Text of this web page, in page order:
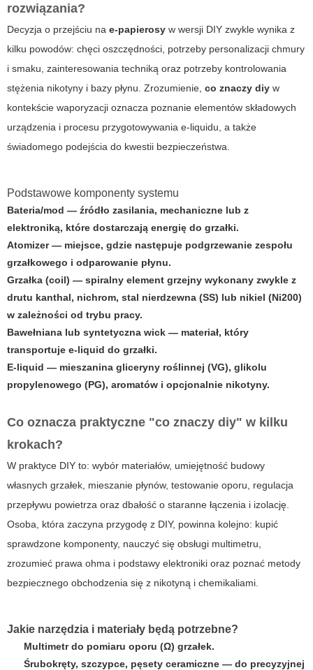
rozwiązania?
Decyzja o przejściu na e-papierosy w wersji DIY zwykle wynika z
kilku powodów: chęci oszczędności, potrzeby personalizacji chmury
i smaku, zainteresowania techniką oraz potrzeby kontrolowania
stężenia nikotyny i bazy płynu. Zrozumienie, co znaczy diy w
kontekście waporyzacji oznacza poznanie elementów składowych
urządzenia i procesu przygotowywania e-liquidu, a także
świadomego podejścia do kwestii bezpieczeństwa.
Podstawowe komponenty systemu
Bateria/mod — źródło zasilania, mechaniczne lub z
elektroniką, które dostarczają energię do grzałki.
Atomizer— miejsce, gdzie następuje podgrzewanie zespołu
grzałkowego i odparowanie płynu.
Grzałka (coil) — spiralny element grzejny wykonany zwykle z
drutu kanthal, nichrom, stal nierdzewna (SS) lub nikiel (Ni200)
w zależności od trybu pracy.
Bawełniana lub syntetyczna wick — materiał, który
transportuje e-liquid do grzałki.
E-liquid — mieszanina gliceryny roślinnej (VG), glikolu
propylenowego (PG), aromatów i opcjonalnie nikotyny.
Co oznacza praktyczne "co znaczy diy" w kilku
krokach?
W praktyce DIY to: wybór materiałów, umiejętność budowy
własnych grzałek, mieszanie płynów, testowanie oporu, regulacja
przepływu powietrza oraz dbałość o staranne łączenia i izolację.
Osoba, która zaczyna przygodę z DIY, powinna kolejno: kupić
sprawdzone komponenty, nauczyć się obsługi multimetru,
zrozumieć prawa ohma i podstawy elektroniki oraz poznać metody
bezpiecznego obchodzenia się z nikotyną i chemikaliami.
Jakie narzędzia i materiały będą potrzebne?
Multimetr do pomiaru oporu (Ω) grzałek.
Śrubokręty, szczypce, pęsety ceramiczne — do precyzyjnej